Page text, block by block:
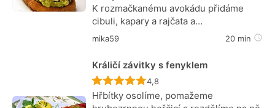
K rozmačkanému avokádu přidáme
cibuli, kapary a rajčata a…
mika59 20 min
Králičí závitky s fenyklem
Recept ještě nebyl hodnocen
4,8
Hřbítky osolíme, pomažeme